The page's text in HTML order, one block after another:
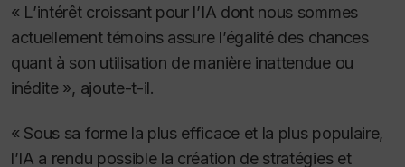
« L’intérêt croissant pour l’IA dont nous sommes
actuellement témoins assure l’égalité des chances
quant à son utilisation de manière inattendue ou
inédite », ajoute-t-il.
« Sous sa forme la plus efficace et la plus populaire,
l’IA a rendu possible la création de stratégies et